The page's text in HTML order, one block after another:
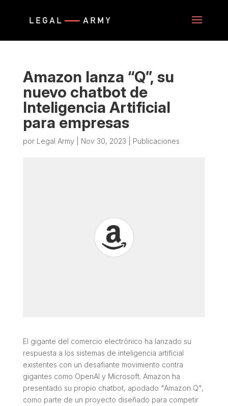
Amazon lanza “Q”, su
nuevo chatbot de
Inteligencia Artificial
para empresas
por Legal Army Nov 30, 2023 Publicaciones
El gigante del comercio electrónico ha lanzado su
respuesta a los sistemas de inteligencia artificial
existentes con un desafiante movimiento contra
gigantes como OpenAI y Microsoft. Amazon ha
presentado su propio chatbot, apodado "Amazon Q",
como parte de un proyecto diseñado para competir